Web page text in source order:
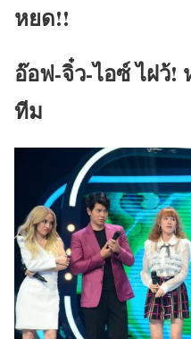
หยด!!
อ๊อฟ-จิ๋ว-ไอซ์ ไฝว้!
ทีม